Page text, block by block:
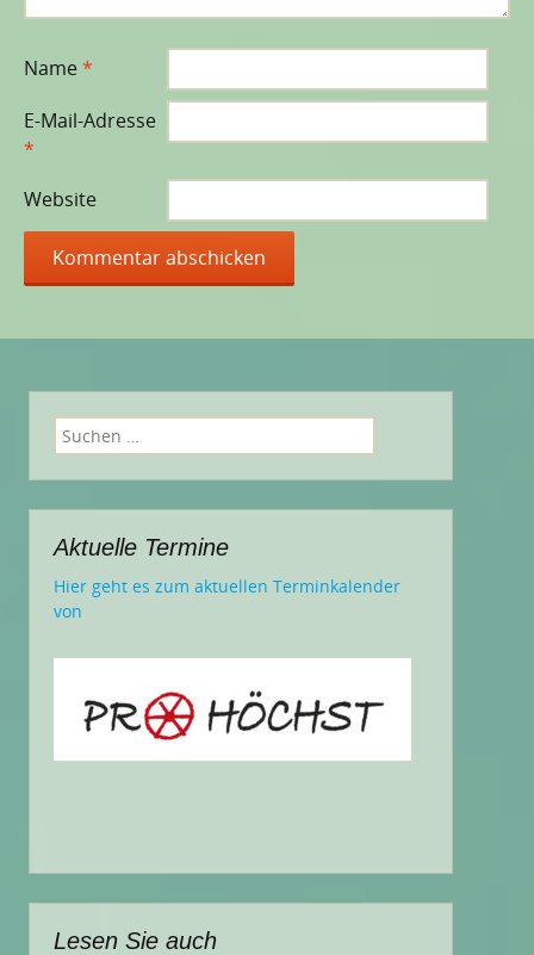
Name*
E-Mail-Adresse
*
Website
Suchen
nach:
Aktuelle Termine
Hier geht es zum aktuellen Terminkalender
von
Lesen Sie auch